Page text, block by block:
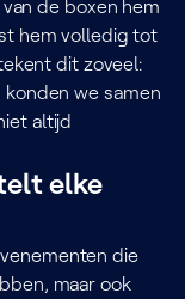
de boxen hem
hem volledig tot
dit zoveel:
we samen
altijd
elke
die
maar ook